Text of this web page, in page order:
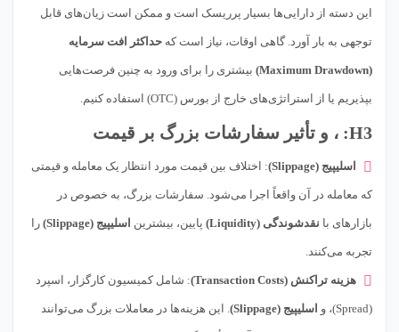
این دسته از دارایی‌ها بسیار پرریسک است و ممکن است زیان‌های قابل
توجهی به بار آورد. گاهی اوقات، نیاز است که حداکثر افت سرمایه
(Maximum Drawdown) بیشتری را برای ورود به چنین فرصت‌هایی
بپذیریم یا از استراتژی‌های خارج از بورس (OTC) استفاده کنیم.
H3: ، و تأثیر سفارشات بزرگ بر قیمت
اسلیپیج (Slippage) : اختلاف بین قیمت مورد انتظار یک معامله و قیمتی
که معامله در آن واقعاً اجرا می‌شود. سفارشات بزرگ، به خصوص در
بازارهای با نقدشوندگی (Liquidity) پایین، بیشترین اسلیپیج (Slippage) را
تجربه می‌کنند.
هزینه تراکنش (Transaction Costs) : شامل کمیسیون کارگزار، اسپرد
(Spread)، و اسلیپیج (Slippage) . این هزینه‌ها در معاملات بزرگ می‌توانند